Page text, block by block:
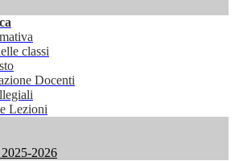
classi
Docenti
Lezioni
2026